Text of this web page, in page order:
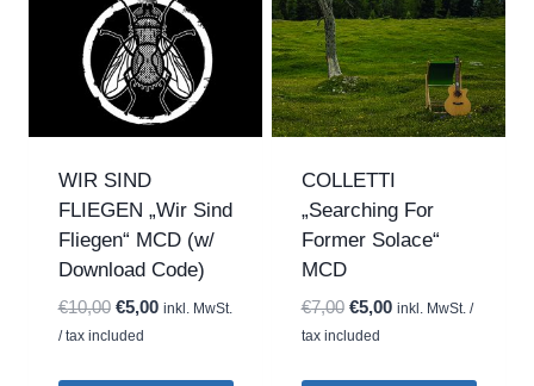
WIR SIND
FLIEGEN „Wir Sind
Fliegen“ MCD (w/
Download Code)
€10,00 Ursprünglicher
Preis
€5,00Aktueller
inkl. MwSt.
/ tax included
COLLETTI
„Searching For
Former Solace“
MCD
€7,00 Ursprünglicher
Preis
€5,00Aktueller
inkl. MwSt. /
tax included